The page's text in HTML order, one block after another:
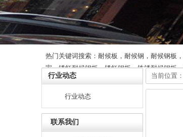
热门关键词搜索：耐候板，耐候钢，耐候钢板
家，锈红耐候钢板，锈红钢板，铁锈耐候钢板
行业动态
行业动态
联系我们
当前位置：